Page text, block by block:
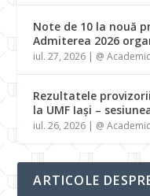
Note de 10 la nouă
Admiterea 2026
iul. 27, 2026 | @ Academic
Rezultatele
la UMF Iași –
iul. 26, 2026 | @ Academic
ARTICOLE